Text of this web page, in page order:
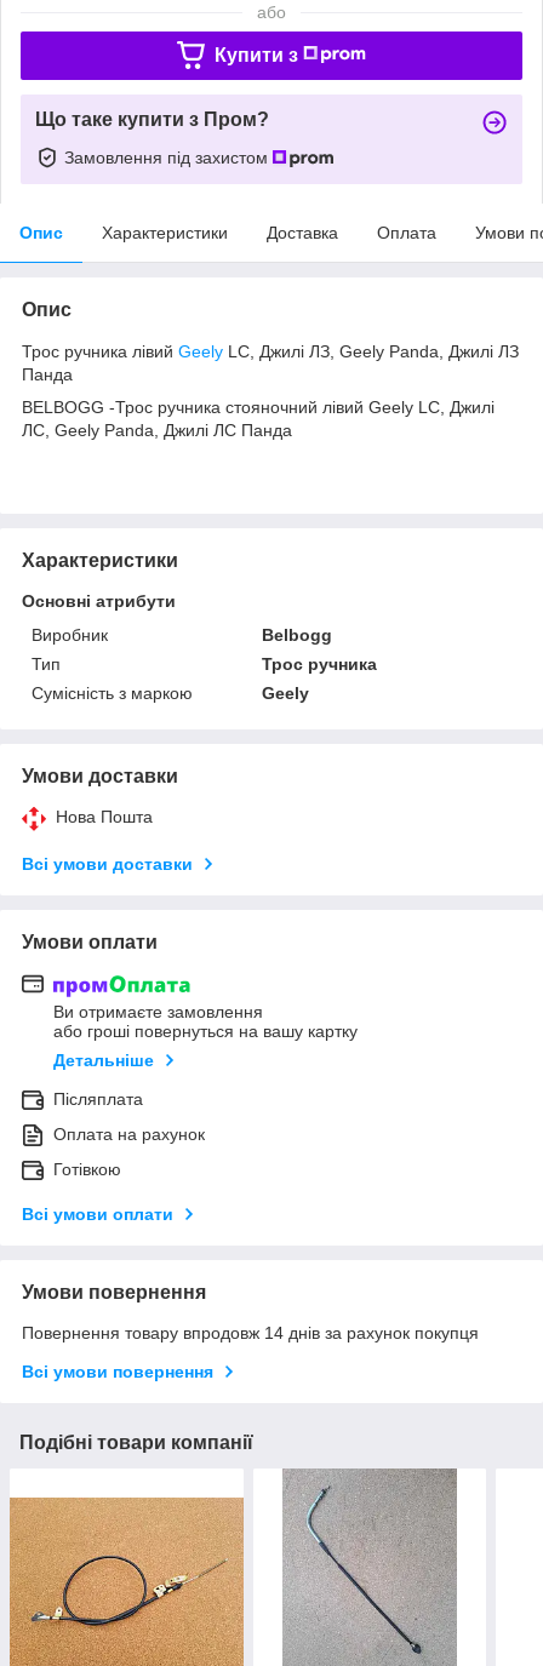
або
Купити з
Що таке купити з Пром?
Замовлення під захистом
Опис Характеристики Доставка Оплата Умови
Опис
Трос ручника лівий Geely LC, Джилі ЛЗ, Geely Panda, Джилі ЛЗ
Панда
BELBOGG -Трос ручника стояночний лівий Geely LC, Джилі
ЛС, Geely Panda, Джилі ЛС Панда
Характеристики
Основні атрибути
Виробник
Belbogg
Тип
Трос ручника
Сумісність з маркою
Geely
Умови доставки
Нова Пошта
Всі умови доставки
Умови оплати
Ви отримаєте замовлення
або гроші повернуться на вашу картку
Детальніше
Післяплата
Оплата на рахунок
Готівкою
Всі умови оплати
Умови повернення
Повернення товару впродовж 14 днів за рахунок покупця
Всі умови повернення
Подібні товари компанії